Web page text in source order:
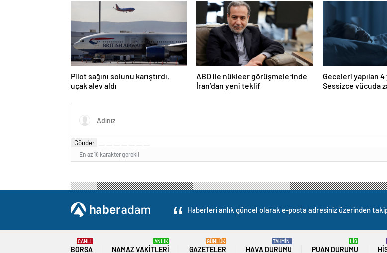
Pilot sağını solunu karıştırdı,
uçak alev aldı
ABD ile nükleer görüşmelerinde
İran’dan yeni teklif
Geceleri yapılan 4
Sessizce vücuda
Gönder
En az 10 karakter gerekli
Haberleri anlık güncel olarak e-posta adresiniz üzerinden
BORSA
CANLI
NAMAZ VAKITLERI
ANLIK
GAZETELER
GÜNLÜK
HAVA DURUMU
TAHMİNİ
PUAN DURUMU
LİG